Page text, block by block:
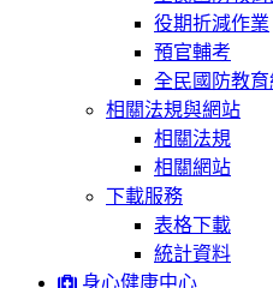
役期折減作業
預官輔考
全民國防教育
相關法規與網站
相關法規
相關網站
下載服務
表格下載
統計資料
身心健康中心